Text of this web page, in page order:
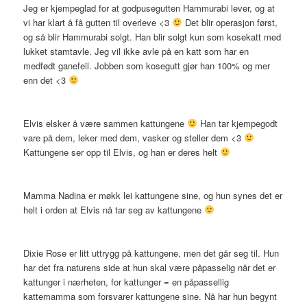
Jeg er kjempeglad for at godpusegutten Hammurabi lever, og at
vi har klart å få gutten til overleve <3
Det blir operasjon først,
og så blir Hammurabi solgt. Han blir solgt kun som kosekatt med
lukket stamtavle. Jeg vil ikke avle på en katt som har en
medfødt ganefeil. Jobben som kosegutt gjør han 100% og mer
enn det <3
Elvis elsker å være sammen kattungene
Han tar kjempegodt
vare på dem, leker med dem, vasker og steller dem <3
Kattungene ser opp til Elvis, og han er deres helt
Mamma Nadina er møkk lei kattungene sine, og hun synes det er
helt i orden at Elvis nå tar seg av kattungene
Dixie Rose er litt uttrygg på kattungene, men det går seg til. Hun
har det fra naturens side at hun skal være påpasselig når det er
kattunger i nærheten, for kattunger = en påpassellig
kattemamma som forsvarer kattungene sine. Nå har hun begynt